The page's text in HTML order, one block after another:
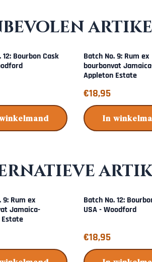
12: Bourbon Cask
Batch No. 9: Rum ex
bourbonvat
Appleton Estate
Prijs: 18,95
€18,95
In
9: Rum ex
Jamaica-
Batch No. 12:
USA - Woodford
Prijs: 18,95
€18,95